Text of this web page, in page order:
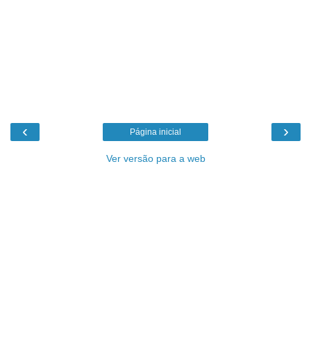
‹ ›
Página inicial
Ver versão para a web